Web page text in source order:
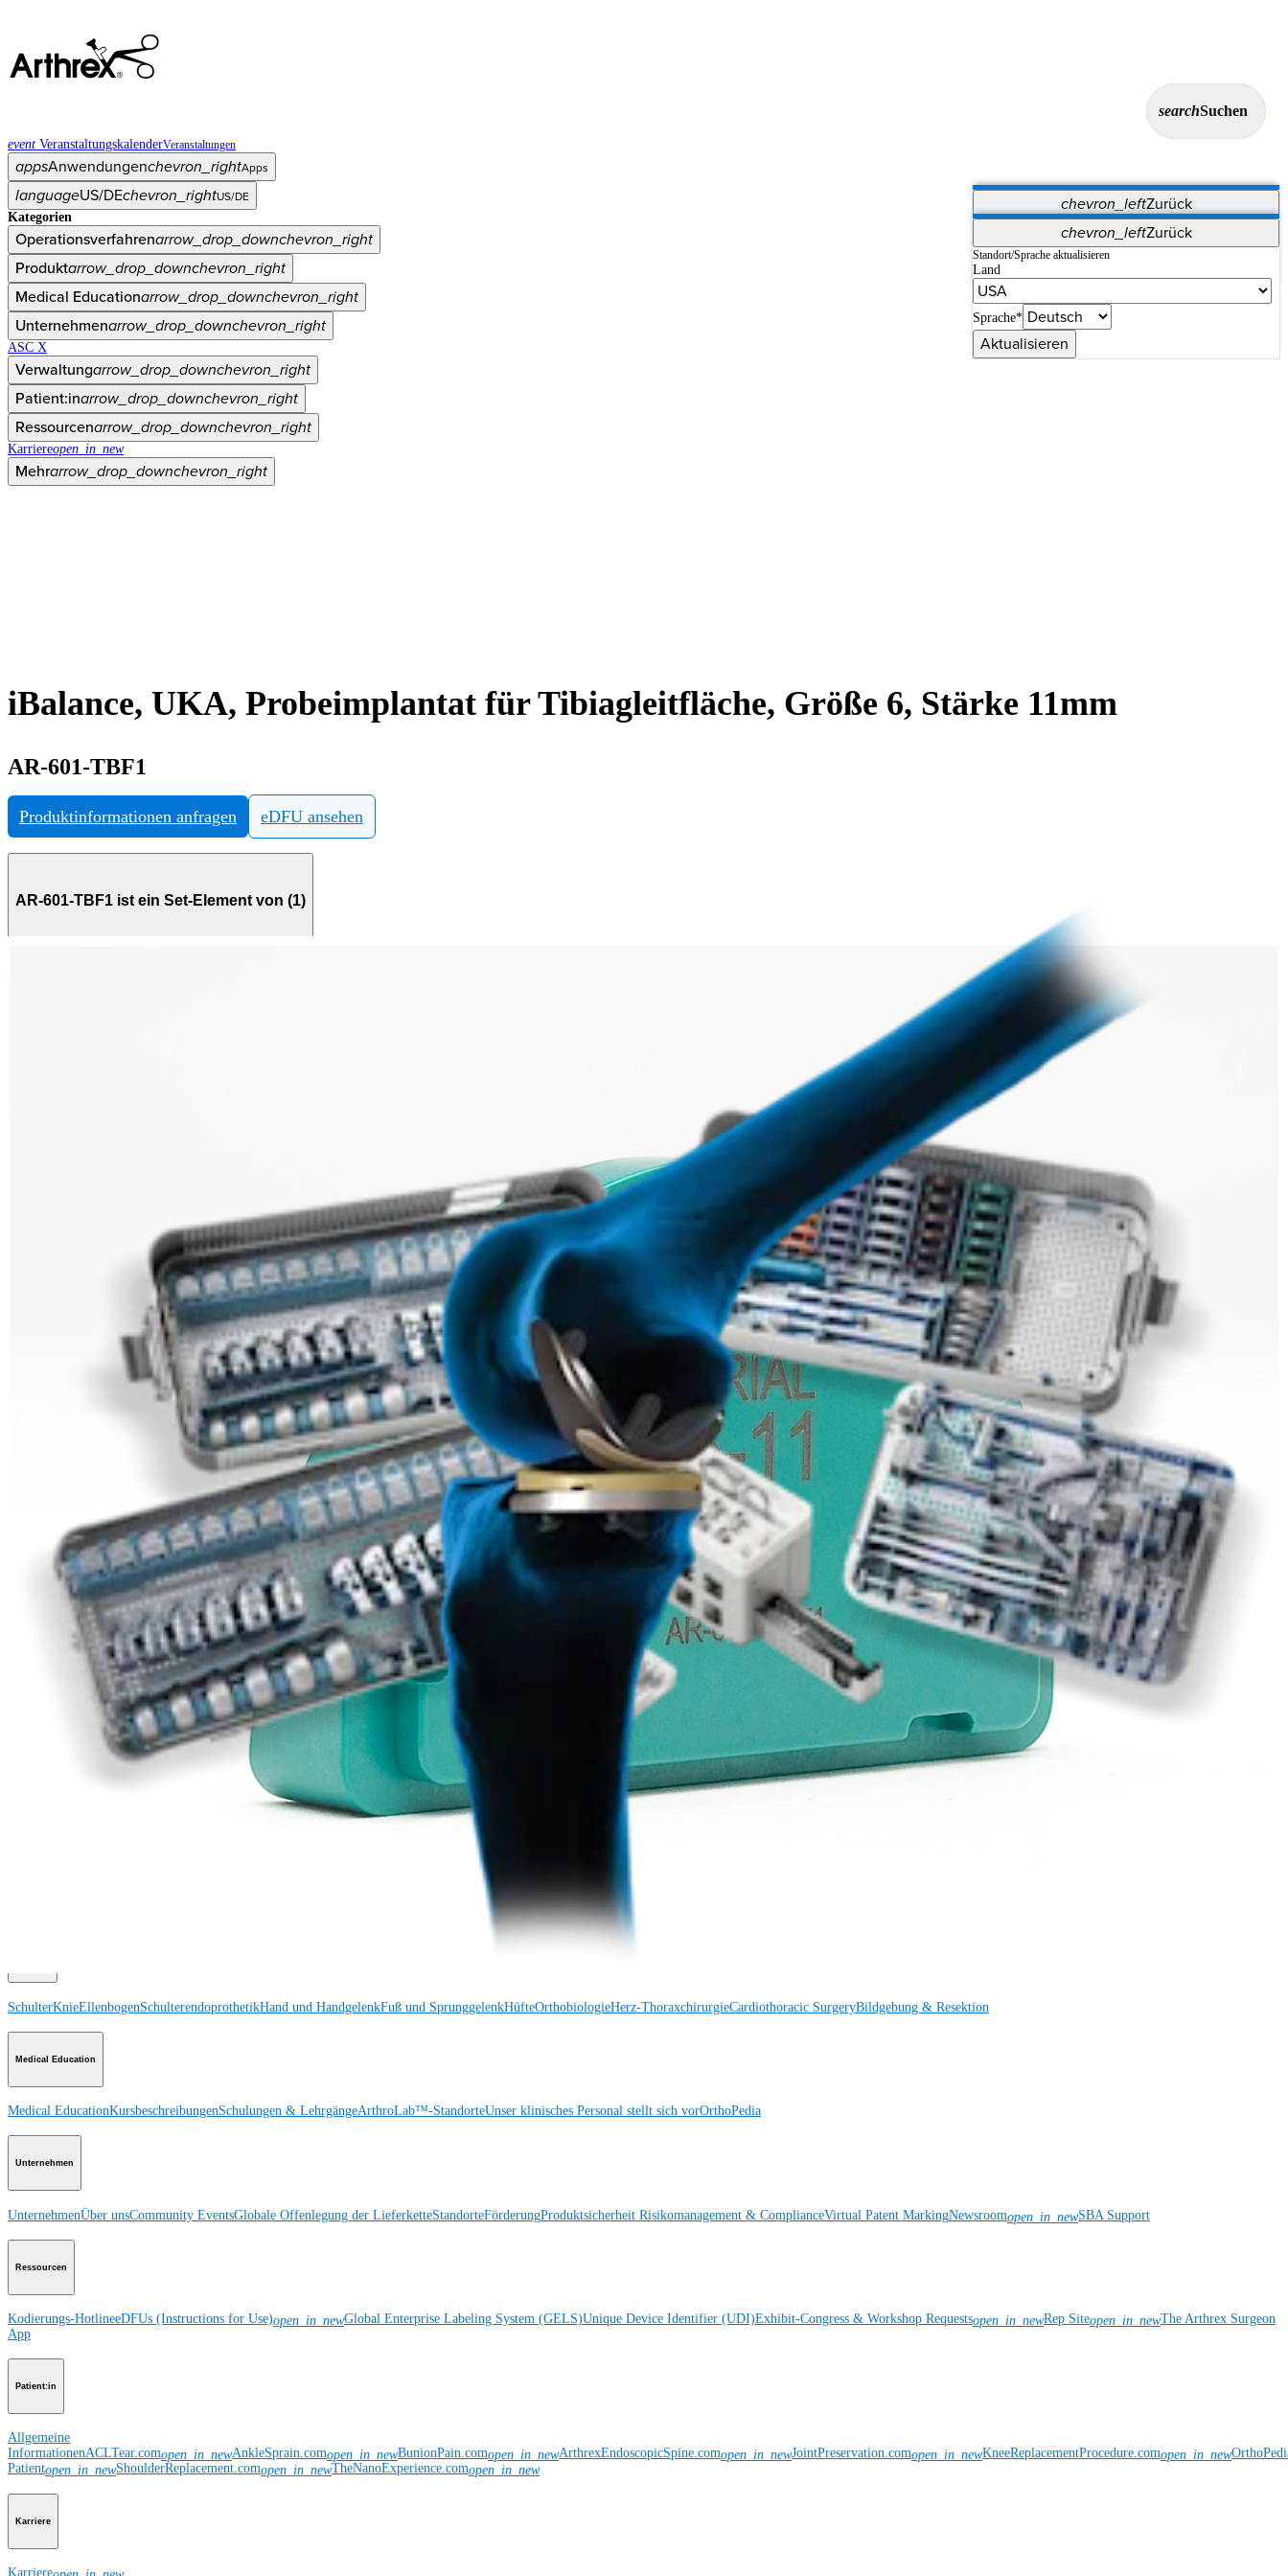
searchSuchen
event VeranstaltungskalenderVeranstaltungen
appsAnwendungenchevron_rightApps
chevron_leftZurück
Vet Systems OrthoPedia Patient
Supplier Portal
Synergy-Bildgebung und -Resektion
languageUS/DEchevron_rightUS/DE
chevron_leftZurück
Standort/Sprache aktualisieren
Land
Sprache*
Aktualisieren
Kategorien
Operationsverfahrenarrow_drop_downchevron_right
Produktarrow_drop_downchevron_right
Medical Educationarrow_drop_downchevron_right
Unternehmenarrow_drop_downchevron_right
ASC X
Verwaltungarrow_drop_downchevron_right
Patient:inarrow_drop_downchevron_right
Ressourcenarrow_drop_downchevron_right
Karriereopen_in_new
Mehrarrow_drop_downchevron_right
iBalance, UKA, Probeimplantat für Tibiagleitfläche, Größe 6, Stärke 11mm
AR-601-TBF1
Produktinformationen anfragen eDFU ansehen
AR-601-TBF1 ist ein Set-Element von (1)
Endoprothetik Knie
iBalance® UKA System
Wie können wir Ihnen helfen?
Medizinproduktberater:in kontaktieren
Veranstaltungen, Lab-Vorführungen und Schulungsmöglichkeiten ansehen
Unseren Newsletter abonnieren
Fuß und SprunggelenkTraumaHüfteOrthobiologie
SchulterKnieEllenbogenSchulterendoprothetikHand und HandgelenkFuß und SprunggelenkHüfteOrthobiologieHerz-ThoraxchirurgieCardiothoracic SurgeryBildgebung & Resektion
Medical Education
Medical EducationKursbeschreibungenSchulungen & LehrgängeArthroLab™-StandorteUnser klinisches Personal stellt sich vorOrthoPedia
Unternehmen
UnternehmenÜber unsCommunity EventsGlobale Offenlegung der LieferketteStandorteFörderungProduktsicherheit Risikomanagement & ComplianceVirtual Patent MarkingNewsroomopen_in_newSBA Support
Ressourcen
Kodierungs-HotlineeDFUs (Instructions for Use)open_in_newGlobal Enterprise Labeling System (GELS)Unique Device Identifier (UDI)Exhibit-Congress & Workshop Requestsopen_in_newRep Siteopen_in_newThe Arthrex Surgeon
App
Patient:in
Allgemeine
InformationenACLTear.comopen_in_newAnkleSprain.comopen_in_newBunionPain.comopen_in_newArthrexEndoscopicSpine.comopen_in_newJointPreservation.comopen_in_newKneeReplacementProcedure.comopen_in_new
Patientopen_in_newShoulderReplacement.comopen_in_newTheNanoExperience.comopen_in_new
Karriere
Karriere